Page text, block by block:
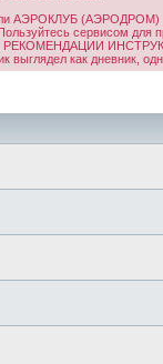
АЭРОКЛУБ (АЭРОДРОМ)
сервисом для
РЕКОМЕНДАЦИИ
выглядел как дневник,